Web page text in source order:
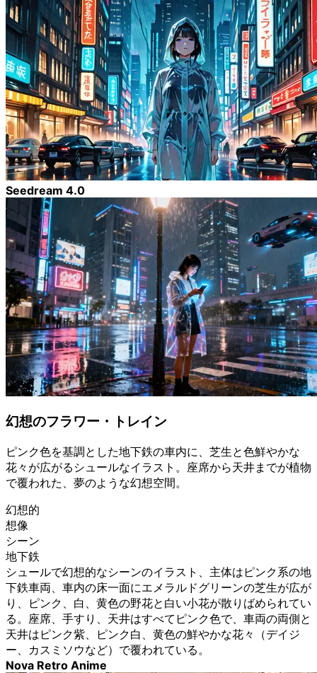
Seedream 4.0
幻想のフラワー・トレイン
ピンク色を基調とした地下鉄の車内に、芝生と色鮮やかな
花々が広がるシュールなイラスト。座席から天井までが植物
で覆われた、夢のような幻想空間。
幻想的
想像
シーン
地下鉄
シュールで幻想的なシーンのイラスト、主体はピンク系の地
下鉄車両、車内の床一面にエメラルドグリーンの芝生が広が
り、ピンク、白、黄色の野花と白い小花が散りばめられてい
る。座席、手すり、天井はすべてピンク色で、車両の両側と
天井はピンク紫、ピンク白、黄色の鮮やかな花々（デイジ
ー、カスミソウなど）で覆われている。
Nova Retro Anime